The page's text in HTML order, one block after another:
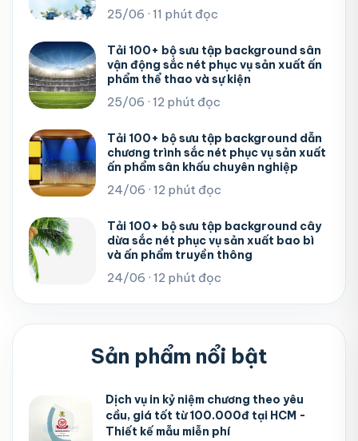
25/06 · 11 phút đọc
Tải 100+ bộ sưu tập background sân
vận động sắc nét phục vụ sản xuất ấn
phẩm thể thao và sự kiện
25/06 · 12 phút đọc
Tải 100+ bộ sưu tập background dẫn
chương trình sắc nét phục vụ sản xuất
ấn phẩm sân khấu chuyên nghiệp
24/06 · 12 phút đọc
Tải 100+ bộ sưu tập background cây
dừa sắc nét phục vụ sản xuất bao bì
và ấn phẩm truyền thông
24/06 · 12 phút đọc
Sản phẩm nổi bật
Dịch vụ in kỷ niệm chương theo yêu
cầu, giá tốt từ 100.000đ tại HCM -
Thiết kế mẫu miễn phí